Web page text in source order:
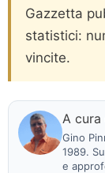
Gazzetta
statistici:
vincite.
A cura
Gino
1989.
e